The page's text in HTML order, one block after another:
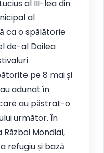
al III-lea din
al
ca o spălătorie
de-al Doilea
pe 8 mai și
adunat în
au păstrat-o
următor. În
Mondial,
refugiu și bază